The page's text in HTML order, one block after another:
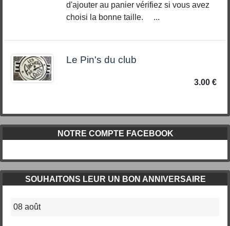
d'ajouter au panier vérifiez si vous avez
choisi la bonne taille. ...
Le Pin's du club
3.00 €
NOTRE COMPTE FACEBOOK
SOUHAITONS LEUR UN BON ANNIVERSAIRE
08 août